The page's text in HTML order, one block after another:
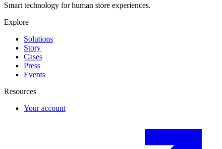
Smart technology for human store experiences.
Explore
Solutions
Story
Cases
Press
Events
Resources
Your account